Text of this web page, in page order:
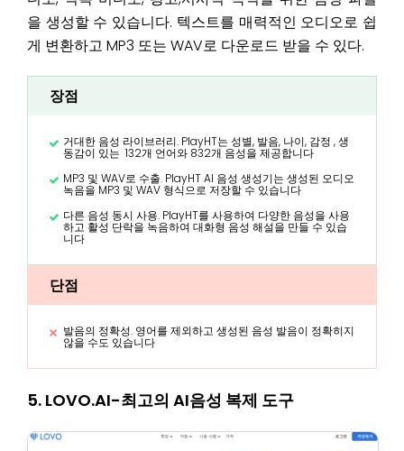
을 생성할 수 있습니다. 텍스트를 매력적인 오디오로 쉽
게 변환하고 MP3 또는 WAV로 다운로드 받을 수 있다.
장점
거대한 음성 라이브러리. PlayHT는 성별, 발음, 나이, 감정 , 생
동감이 있는 132개 언어와 832개 음성을 제공합니다
MP3 및 WAV로 수출. PlayHT AI 음성 생성기는 생성된 오디오
녹음을 MP3 및 WAV 형식으로 저장할 수 있습니다
다른 음성 동시 사용. PlayHT를 사용하여 다양한 음성을 사용
하고 활성 단락을 녹음하여 대화형 음성 해설을 만들 수 있습
니다
단점
발음의 정확성. 영어를 제외하고 생성된 음성 발음이 정확히지
않을 수도 있습니다
5. LOVO.AI-최고의 AI음성 복제 도구